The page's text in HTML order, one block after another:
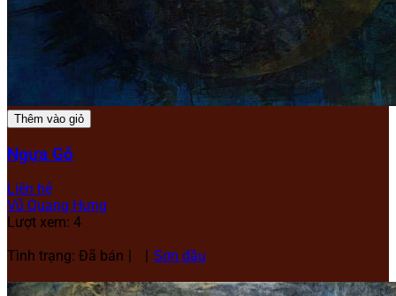
Thêm vào giỏ
Ngựa Gỗ
Liên hệ
Vũ Quang Hưng
Lượt xem: 4
Tình trạng: Đã bán
Sơn dầu